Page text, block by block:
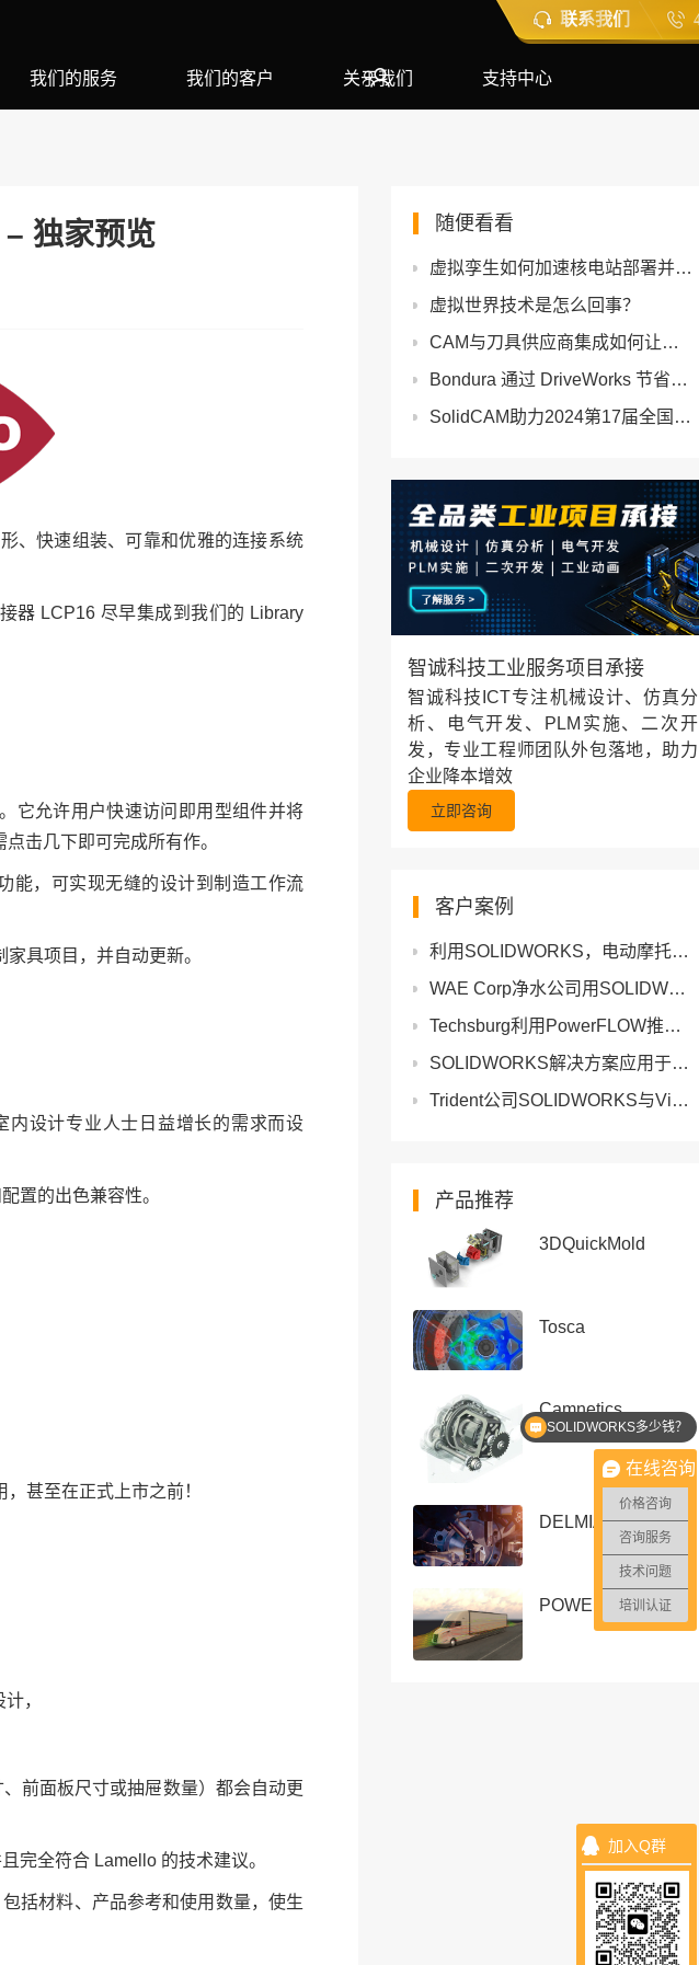
联系我们
我们的服务 我们的客户 关于我们 支持中心
独家预览
、快速组装、可靠和优雅的连接系统
器 LCP16 尽早集成到我们的 Library
它允许用户快速访问即用型组件并将
击几下即可完成所有作。
能，可实现无缝的设计到制造工作流
具项目，并自动更新。
内设计专业人士日益增长的需求而设
置的出色兼容性。
甚至在正式上市之前！
，
前面板尺寸或抽屉数量）都会自动更
完全符合 Lamello 的技术建议。
括材料、产品参考和使用数量，使生
随便看看
虚拟孪生如何加速核电站部署并降低风险
虚拟世界技术是怎么回事？
CAM与刀具供应商集成如何让加工更快更智能
Bondura 通过 DriveWorks 节省了大量时间
SolidCAM助力2024第17届全国三维数字化创新设计大赛 "华中数控杯"专项赛圆满举行
智诚科技工业服务项目承接
智诚科技ICT专注机械设计、仿真分
析、电气开发、PLM实施、二次开
发，专业工程师团队外包落地，助力
企业降本增效
立即咨询
客户案例
利用SOLIDWORKS，电动摩托车制造商Raptee.HV将开发用时缩短30%
WAE Corp净水公司用SOLIDWORKS和3DEXPERIENCE Works将设计周期缩短70%
Techsburg利用PowerFLOW推动航空航天和能源行业的发展
SOLIDWORKS解决方案应用于广州奥林金属加工，提高了公司的利
Trident公司SOLIDWORKS与Visualize构建更智能的液压解决方案
产品推荐
3DQuickMold
Tosca
Camnetics
DELMIAWORKS
POWERFLOW
加入Q群
在线咨询
价格咨询
咨询服务
技术问题
培训认证
SOLIDWORKS多少钱？